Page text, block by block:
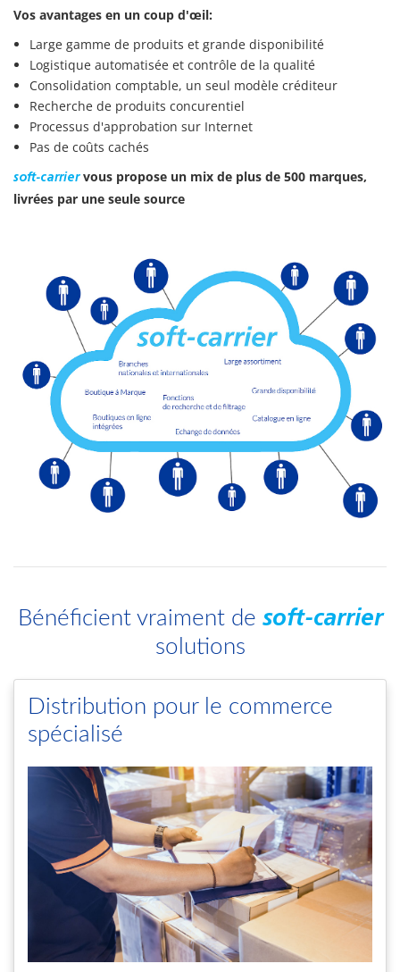
Vos avantages en un coup d'œil:
Large gamme de produits et grande disponibilité
Logistique automatisée et contrôle de la qualité
Consolidation comptable, un seul modèle créditeur
Recherche de produits concurentiel
Processus d'approbation sur Internet
Pas de coûts cachés
soft-carriervous propose un mix de plus de 500 marques,
livrées par une seule source
Bénéficient vraiment de soft-carrier
solutions
Distribution pour le commerce
spécialisé